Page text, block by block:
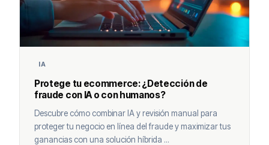
IA
Protege tu ecommerce: ¿Detección de
fraude con IA o con humanos?
Descubre cómo combinar IA y revisión manual para
proteger tu negocio en línea del fraude y maximizar tus
ganancias con una solución híbrida ...